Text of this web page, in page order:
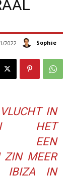
Sophie
2022
IN
HET
IN EEN
ZIN MEER
IBIZA IN